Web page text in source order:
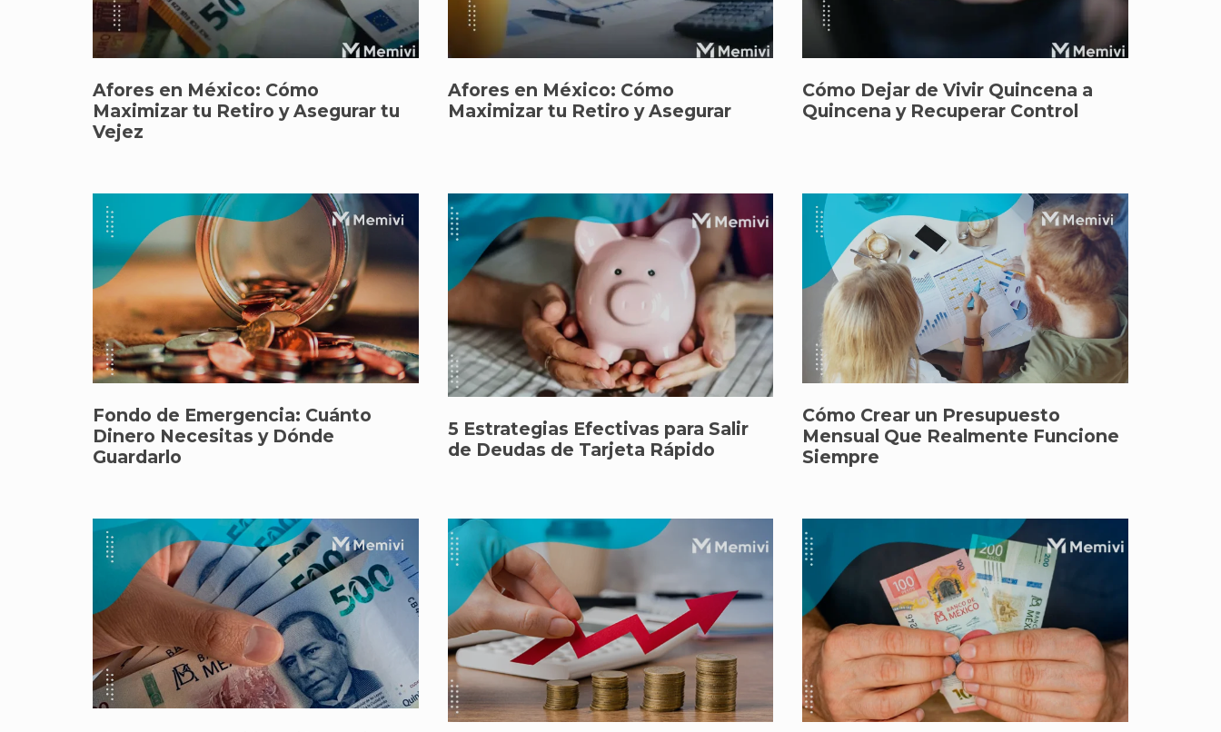
Afores en México: Cómo
Maximizar tu Retiro y Asegurar tu
Vejez
Afores en México: Cómo
Maximizar tu Retiro y Asegurar
Cómo Dejar de Vivir Quincena a
Quincena y Recuperar Control
Fondo de Emergencia: Cuánto
Dinero Necesitas y Dónde
Guardarlo
5 Estrategias Efectivas para Salir
de Deudas de Tarjeta Rápido
Cómo Crear un Presupuesto
Mensual Que Realmente Funcione
Siempre